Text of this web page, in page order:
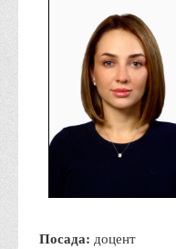
Посада: доцент